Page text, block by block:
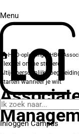
Menu
Inloggen Campus
HBO-opleidingenHBO
Flexibel online studeren
Altijd persoonlijke
Starten wanneer je wilt